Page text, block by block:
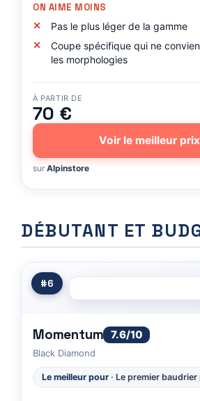
ON AIME MOINS
Pas le plus léger de la gamme
Coupe spécifique qui ne
les morphologies
À PARTIR DE
70 €
Voir le meilleur
sur Alpinstore
DÉBUTANT ET
#6
Momentum 7.6/10
Black Diamond
Le meilleur pour · Le premier